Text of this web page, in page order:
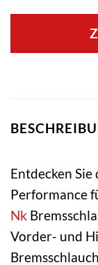
Entdecken
Performance
Nk
Vorder- und